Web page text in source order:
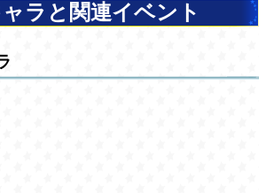
ラと関連イベント